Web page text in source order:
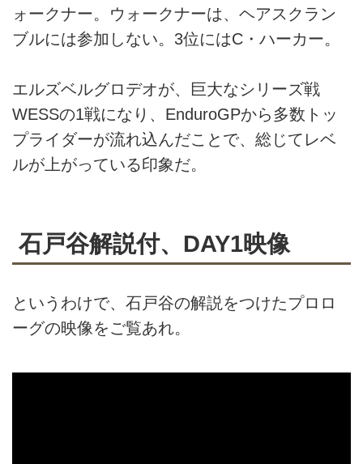
ォークナー。ウォークナーは、ヘアスクラン
ブルには参加しない。3位にはC・ハーカー。
エルズベルグロデオが、巨大なシリーズ戦
WESSの1戦になり、EnduroGPから多数トッ
プライダーが流れ込んだことで、総じてレベ
ルが上がっている印象だ。
石戸谷解説付、DAY1映像
というわけで、石戸谷の解説をつけたプロロ
ーグの映像をご覧あれ。